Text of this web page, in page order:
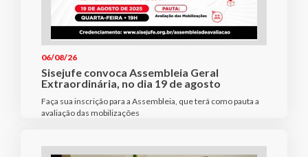
06/08/26
Sisejufe convoca Assembleia Geral
Extraordinária, no dia 19 de agosto
Faça sua inscrição para a Assembleia, que terá como pauta a
avaliação das mobilizações